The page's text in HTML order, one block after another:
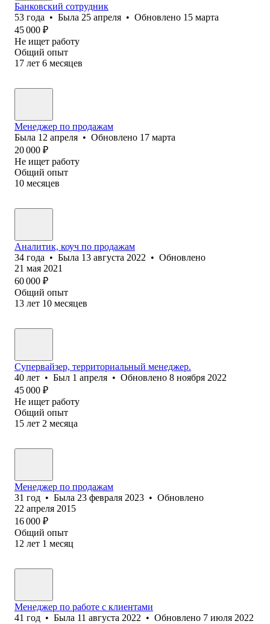
Банковский сотрудник
53 года • Была 25 апреля • Обновлено 15 марта
45 000 ₽
Не ищет работу
Общий опыт
17 лет 6 месяцев
Менеджер по продажам
Была 12 апреля • Обновлено 17 марта
20 000 ₽
Не ищет работу
Общий опыт
10 месяцев
Аналитик, коуч по продажам
34 года • Была 13 августа 2022 • Обновлено
21 мая 2021
60 000 ₽
Общий опыт
13 лет 10 месяцев
Супервайзер, территориальный менеджер.
40 лет • Был 1 апреля • Обновлено 8 ноября 2022
45 000 ₽
Не ищет работу
Общий опыт
15 лет 2 месяца
Менеджер по продажам
31 год • Была 23 февраля 2023 • Обновлено
22 апреля 2015
16 000 ₽
Общий опыт
12 лет 1 месяц
Менеджер по работе с клиентами
41 год • Была 11 августа 2022 • Обновлено 7 июля 2022